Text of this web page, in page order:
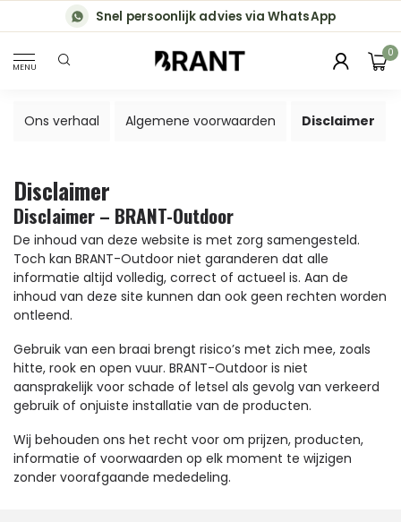
Snel persoonlijk advies via WhatsApp
MENU
0
Ons verhaal Algemene voorwaarden Disclaimer
Disclaimer
Disclaimer – BRANT-Outdoor
De inhoud van deze website is met zorg samengesteld.
Toch kan BRANT-Outdoor niet garanderen dat alle
informatie altijd volledig, correct of actueel is. Aan de
inhoud van deze site kunnen dan ook geen rechten worden
ontleend.
Gebruik van een braai brengt risico’s met zich mee, zoals
hitte, rook en open vuur. BRANT-Outdoor is niet
aansprakelijk voor schade of letsel als gevolg van verkeerd
gebruik of onjuiste installatie van de producten.
Wij behouden ons het recht voor om prijzen, producten,
informatie of voorwaarden op elk moment te wijzigen
zonder voorafgaande mededeling.